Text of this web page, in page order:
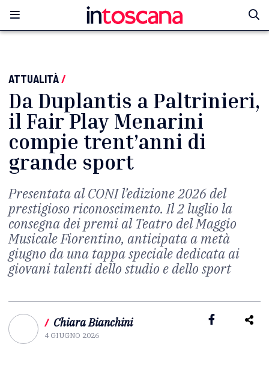
ATTUALITÀ/
Da Duplantis a Paltrinieri,
il Fair Play Menarini
compie trent’anni di
grande sport
Presentata al CONI l’edizione 2026 del
prestigioso riconoscimento. Il 2 luglio la
consegna dei premi al Teatro del Maggio
Musicale Fiorentino, anticipata a metà
giugno da una tappa speciale dedicata ai
giovani talenti dello studio e dello sport
/ Chiara Bianchini
4 GIUGNO 2026